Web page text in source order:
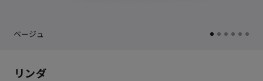
ベージュ
リンダ